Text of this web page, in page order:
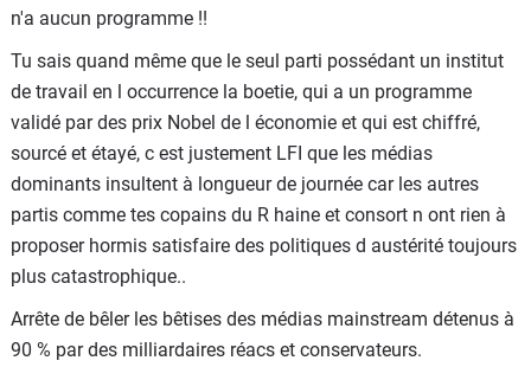
Il a fallu l'intervention personnelle de Georges Clooney
Non parce que Biden était gâteux et les conséquences de
son évidente sénilité (Clooney se fout totalement du sort
des américains) mais parce qu'il était certain de perdre.
Les Démocrates US sont exactement comme la gauche en
France : aucun argument, aucun programme, aucune
personnalité leader.
Ils n'existent que par les outrances de Trump.
n'a aucun programme !!
Tu sais quand même que le seul parti possédant un institut
de travail en l occurrence la boetie, qui a un programme
validé par des prix Nobel de l économie et qui est chiffré,
sourcé et étayé, c est justement LFI que les médias
dominants insultent à longueur de journée car les autres
partis comme tes copains du R haine et consort n ont rien à
proposer hormis satisfaire des politiques d austérité toujours
plus catastrophique..
Arrête de bêler les bêtises des médias mainstream détenus à
90 % par des milliardaires réacs et conservateurs.